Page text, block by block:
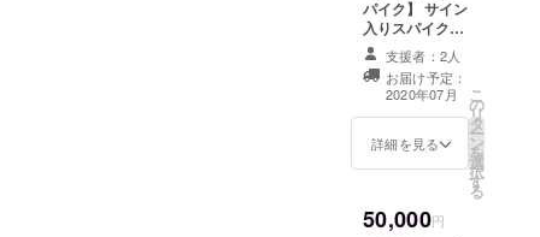
きま
す。※支
援時、
必ず備
考欄に
ご希望
のお名
前をご
記入く
い。
東京に限る。こ
ちらから自費で
伺います。場所
を備考欄にお書
きください）
パイク】 サイン
入りスパイクを
提供します(27.5
㎝ デザイン未
定)。また、ドイ
ツにお越しの際
（※SC kapellen
Erft所属中）、
支援者：2人
お届け予定：
2020年07月
詳細を見る
こ
の
リ
タ
ー
ン
を
選
択
す
る
50,000円